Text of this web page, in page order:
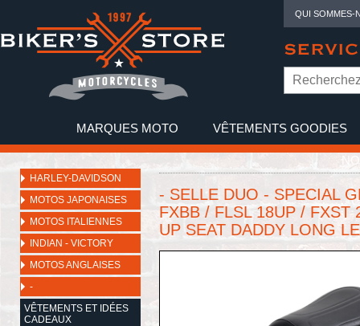
QUI SOMMES-
MARQUES MOTO VÊTEMENTS GOODIES
HARLEY-DAVIDSON
MOTOS JAPONAISES
MOTOS ITALIENNES
INDIAN - VICTORY
MOTOS ANGLAISES
-
VÊTEMENTS ET IDÉES
CADEAUX
- SELLE DUO - SPECIAL
FXBB / FLSL 18UP / FXST
UP SEAT DADDY LONG